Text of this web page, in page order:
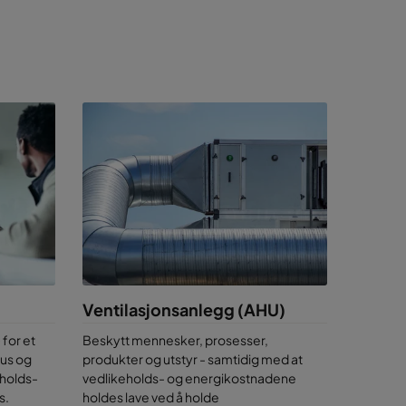
i
for et
og
Ventilasjonsanlegg (AHU)
Beskytt mennesker, prosesser,
produkter og utstyr - samtidig med at
vedlikeholds- og energikostnadene
holdes lave ved å holde